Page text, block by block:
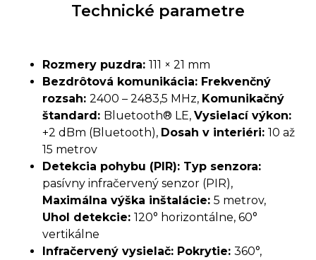
Technické parametre
Rozmery puzdra: 111 × 21 mm
Bezdrôtová komunikácia: Frekvenčný
rozsah: 2400 – 2483,5 MHz, Komunikačný
štandard: Bluetooth® LE, Vysielací výkon:
+2 dBm (Bluetooth), Dosah v interiéri: 10 až
15 metrov
Detekcia pohybu (PIR): Typ senzora:
pasívny infračervený senzor (PIR),
Maximálna výška inštalácie: 5 metrov,
Uhol detekcie: 120° horizontálne, 60°
vertikálne
Infračervený vysielač: Pokrytie: 360°,